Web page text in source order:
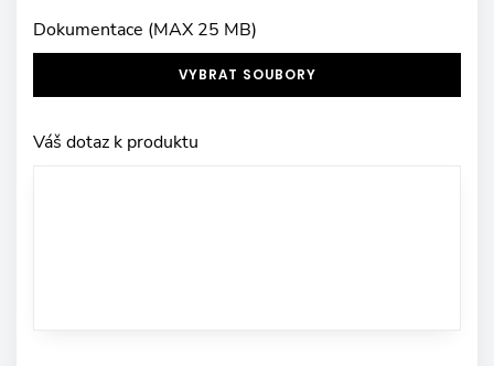
Dokumentace (MAX 25 MB)
VYBRAT SOUBORY
Váš dotaz k produktu